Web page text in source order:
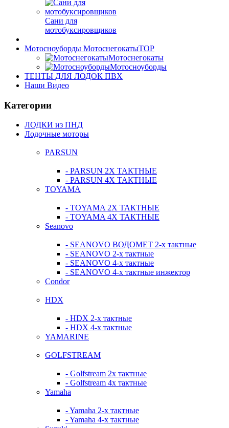
Сани для
мотобуксировщиков
Мотосноуборды МотоснегокатыTOP
Мотоснегокаты
Мотосноуборды
ТЕНТЫ ДЛЯ ЛОДОК ПВХ
Наши Видео
Категории
ЛОДКИ из ПНД
Лодочные моторы
PARSUN
- PARSUN 2Х ТАКТНЫЕ
- PARSUN 4Х ТАКТНЫЕ
TOYAMA
- TOYAMA 2Х ТАКТНЫЕ
- TOYAMA 4Х ТАКТНЫЕ
Seanovo
- SEANOVO ВОДОМЕТ 2-х тактные
- SEANOVO 2-х тактные
- SEANOVO 4-х тактные
- SEANOVO 4-х тактные инжектор
Condor
HDX
- HDX 2-х тактные
- HDX 4-х тактные
YAMARINE
GOLFSTREAM
- Golfstream 2х тактные
- Golfstream 4х тактные
Yamaha
- Yamaha 2-х тактные
- Yamaha 4-х тактные